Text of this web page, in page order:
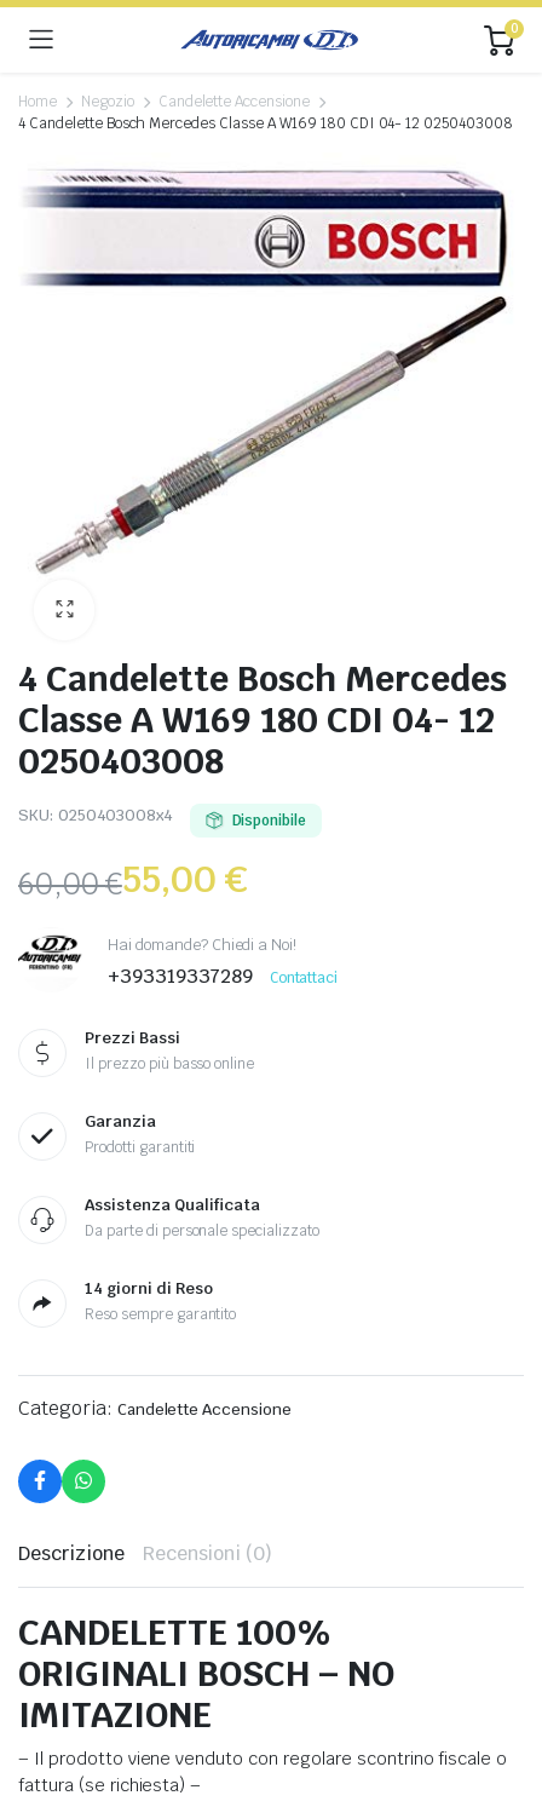
0
Home Negozio
Candelette Accensione
4 Candelette Bosch Mercedes Classe A W169 180 CDI 04- 12 0250403008
4 Candelette Bosch Mercedes
Classe A W169 180 CDI 04- 12
0250403008
SKU: 0250403008x4 Disponibile
60,00€55,00€
Hai domande? Chiedi a Noi!
+393319337289 Contattaci
Prezzi Bassi
Il prezzo più basso online
Garanzia
Prodotti garantiti
Assistenza Qualificata
Da parte di personale specializzato
14 giorni di Reso
Reso sempre garantito
Categoria: Candelette Accensione
Descrizione Recensioni (0)
CANDELETTE 100%
ORIGINALI BOSCH – NO
IMITAZIONE
– Il prodotto viene venduto con regolare scontrino fiscale o
fattura (se richiesta) –